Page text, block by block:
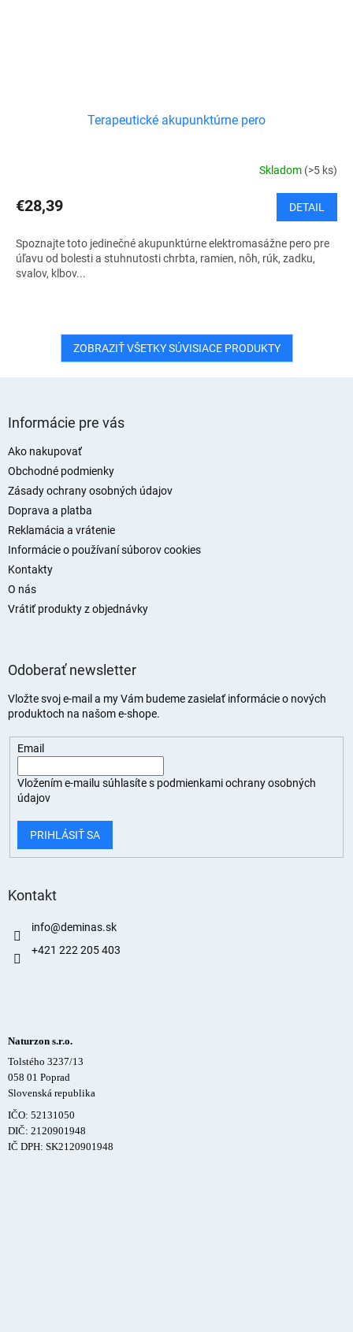
Terapeutické akupunktúrne pero
Skladom (>5 ks)
€28,39 DETAIL
Spoznajte toto jedinečné akupunktúrne elektromasážne pero pre
úľavu od bolesti a stuhnutosti chrbta, ramien, nôh, rúk, zadku,
svalov, klbov...
ZOBRAZIŤ VŠETKY SÚVISIACE PRODUKTY
Informácie pre vás
Ako nakupovať
Obchodné podmienky
Zásady ochrany osobných údajov
Doprava a platba
Reklamácia a vrátenie
Informácie o používaní súborov cookies
Kontakty
O nás
Vrátiť produkty z objednávky
Odoberať newsletter
Vložte svoj e-mail a my Vám budeme zasielať informácie o nových
produktoch na našom e-shope.
Email
Vložením e-mailu súhlasíte s podmienkami ochrany osobných
údajov
PRIHLÁSIŤ SA
Kontakt
info@deminas.sk
+421 222 205 403
Naturzon s.r.o.
Tolstého 3237/13
058 01 Poprad
Slovenská republika
IČO: 52131050
DIČ: 2120901948
IČ DPH: SK2120901948